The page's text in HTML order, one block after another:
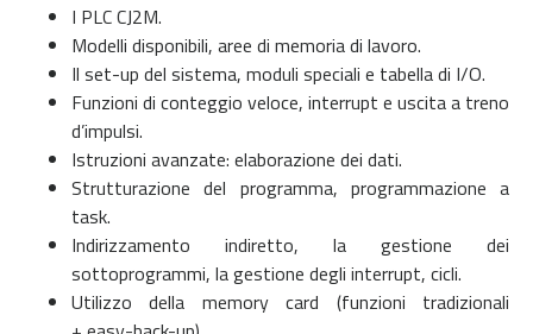
I PLC CJ2M.
Modelli disponibili, aree di memoria di lavoro.
Il set-up del sistema, moduli speciali e tabella di I/O.
Funzioni di conteggio veloce, interrupt e uscita a treno
d’impulsi.
Istruzioni avanzate: elaborazione dei dati.
Strutturazione del programma, programmazione a
task.
Indirizzamento indiretto, la gestione dei
sottoprogrammi, la gestione degli interrupt, cicli.
Utilizzo della memory card (funzioni tradizionali